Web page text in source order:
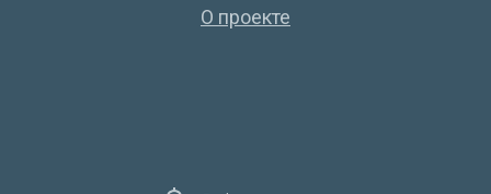
О проекте